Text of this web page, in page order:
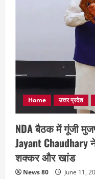
Home उत्तर प्रदेश
NDA बैठक में गूंजी
Jayant Chaudhary
शक्कर और खांड
News 80 June 11,